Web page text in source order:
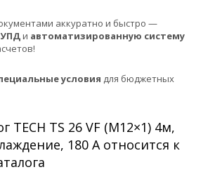
аккуратно и быстро —
УПДи автоматизированную систему
условия для бюджетных
TECH TS 26 VF (M12×1) 4м,
180 А относится к